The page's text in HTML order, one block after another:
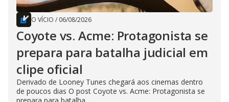
O VÍCIO / 06/08/2026
Coyote vs. Acme: Protagonista se
prepara para batalha judicial em
clipe oficial
Derivado de Looney Tunes chegará aos cinemas dentro
de poucos dias O post Coyote vs. Acme: Protagonista se